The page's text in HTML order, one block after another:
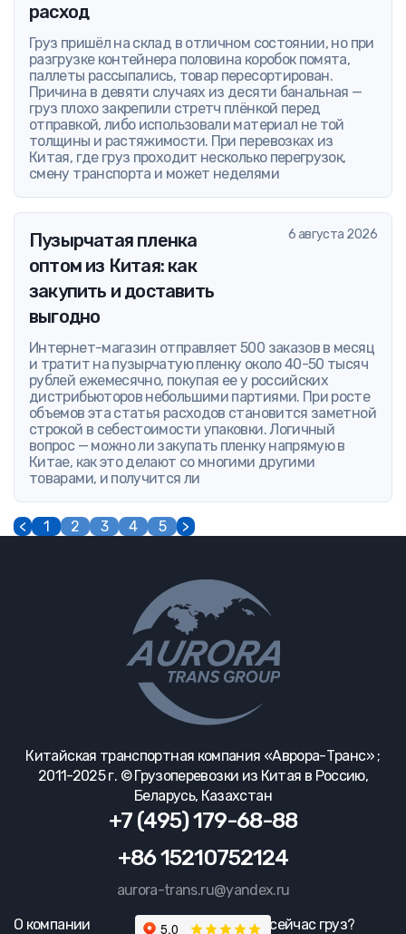
расход
Груз пришёл на склад в отличном состоянии, но при
разгрузке контейнера половина коробок помята,
паллеты рассыпались, товар пересортирован.
Причина в девяти случаях из десяти банальная —
груз плохо закрепили стретч плёнкой перед
отправкой, либо использовали материал не той
толщины и растяжимости. При перевозках из
Китая, где груз проходит несколько перегрузок,
смену транспорта и может неделями
Пузырчатая пленка
оптом из Китая: как
закупить и доставить
выгодно
6 августа 2026
Интернет-магазин отправляет 500 заказов в месяц
и тратит на пузырчатую пленку около 40-50 тысяч
рублей ежемесячно, покупая ее у российских
дистрибьюторов небольшими партиями. При росте
объемов эта статья расходов становится заметной
строкой в себестоимости упаковки. Логичный
вопрос — можно ли закупать пленку напрямую в
Китае, как это делают со многими другими
товарами, и получится ли
< 1 2 3 4 5 >
Китайская транспортная компания «Аврора-Транс» ;
2011-2025 г. © Грузоперевозки из Китая в Россию,
Беларусь, Казахстан
+7 (495) 179-68-88
+86 15210752124
aurora-trans.ru@yandex.ru
О компании
Где сейчас груз?